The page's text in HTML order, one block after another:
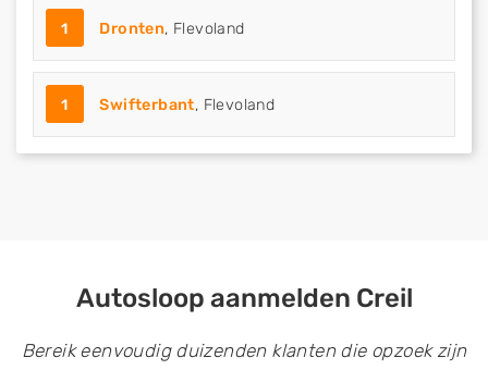
1 Dronten, Flevoland
1 Swifterbant, Flevoland
Autosloop aanmelden Creil
Bereik eenvoudig duizenden klanten die opzoek zijn